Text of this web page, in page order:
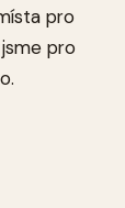
pro
pro